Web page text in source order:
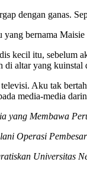
dengan ganas.
bernama
kecil itu, sebelum
di altar yang
Aku tak
media-media
yang Membawa
Universitas